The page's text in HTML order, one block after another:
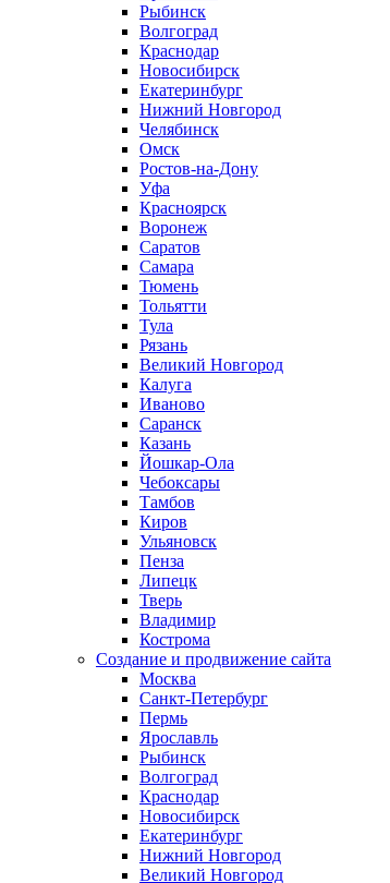
Рыбинск
Волгоград
Краснодар
Новосибирск
Екатеринбург
Нижний Новгород
Челябинск
Омск
Ростов-на-Дону
Уфа
Красноярск
Воронеж
Саратов
Самара
Тюмень
Тольятти
Тула
Рязань
Великий Новгород
Калуга
Иваново
Саранск
Казань
Йошкар-Ола
Чебоксары
Тамбов
Киров
Ульяновск
Пенза
Липецк
Тверь
Владимир
Кострома
Создание и продвижение сайта
Москва
Санкт-Петербург
Пермь
Ярославль
Рыбинск
Волгоград
Краснодар
Новосибирск
Екатеринбург
Нижний Новгород
Великий Новгород